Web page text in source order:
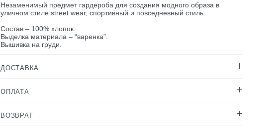
Незаменимый предмет гардероба для создания модного образа в
уличном стиле street wear, спортивный и повседневный стиль.
Состав – 100% хлопок.
Выделка материала – “варенка”.
Вышивка на груди.
ДОСТАВКА
ОПЛАТА
ВОЗВРАТ